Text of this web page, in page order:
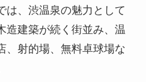
は、渋温泉の魅力として
造建築が続く街並み、温
、射的場、無料卓球場な